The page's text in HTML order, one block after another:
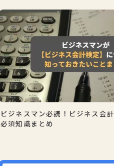
ビジネスマン必読！ビジネス会
必須知識まとめ